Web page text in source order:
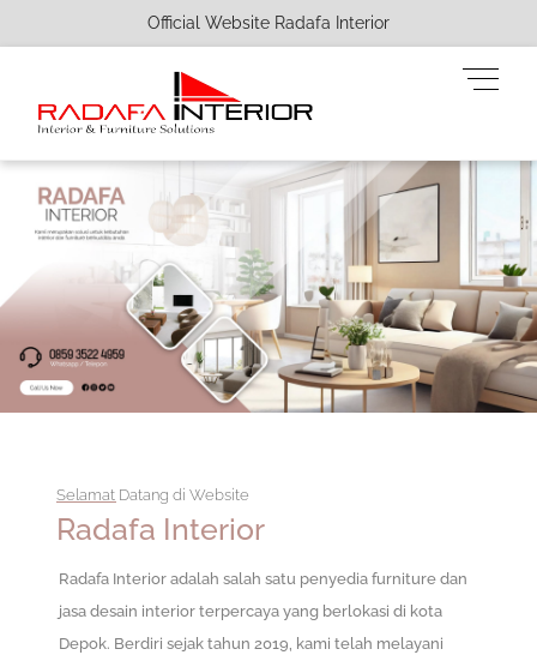
Official Website Radafa Interior
content
Selamat Datang di Website
Radafa Interior
Radafa Interior adalah salah satu penyedia furniture dan
jasa desain interior terpercaya yang berlokasi di kota
Depok. Berdiri sejak tahun 2019, kami telah melayani